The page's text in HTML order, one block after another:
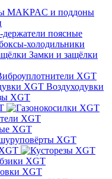
MAKPAC и поддоны
поясные
холодильники
Замки и защёлки
Воздуходувки
XGT
XGT
XGT
XGT
XGT